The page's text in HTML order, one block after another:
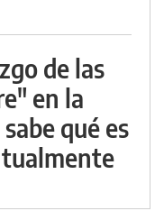
de las
en la
qué es